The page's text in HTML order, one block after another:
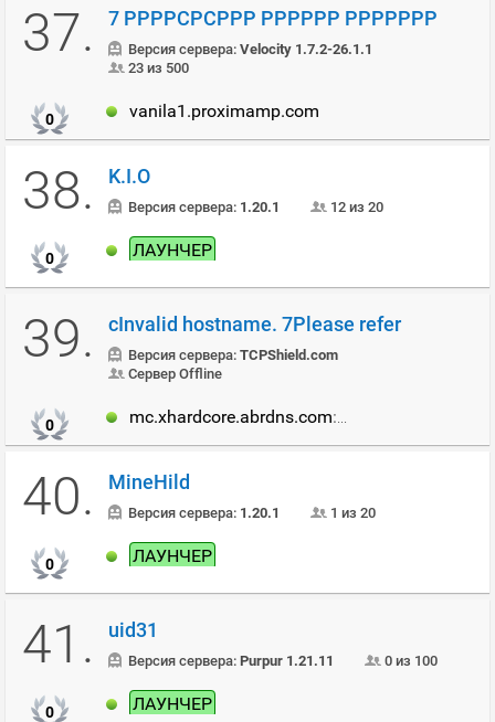
37. 7 РРРРСРСРРР РРРРРР РРРРРРР
Версия сервера: Velocity 1.7.2-26.1.1
23 из 500
0 vanila1.proximamp.com
38. K.I.O
Версия сервера: 1.20.1 12 из 20
0 ЛАУНЧЕР
39. cInvalid hostname. 7Please refer
Версия сервера: TCPShield.com
Сервер Offline
0 mc.xhardcore.abrdns.com:25565
40. MineHild
Версия сервера: 1.20.1 1 из 20
0 ЛАУНЧЕР
41. uid31
Версия сервера: Purpur 1.21.11 0 из 100
0 ЛАУНЧЕР